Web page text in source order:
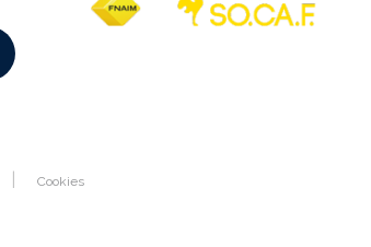
Cookies